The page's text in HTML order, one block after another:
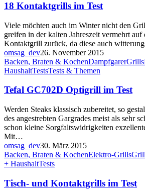
18 Kontaktgrills im Test
Viele möchten auch im Winter nicht den
greifen in der kalten Jahreszeit vermehrt auf
Kontaktgrill zurück, da diese auch
omsag_dev26. November 2015
Backen, Braten & KochenDampfgarerGrills
HaushaltTestsTests & Themen
Tefal GC702D Optigrill im Test
Werden Steaks klassisch zubereitet, so
des angestrebten Gargrades meist als sehr
schon kleine Sorgfaltswidrigkeiten
Mit…
omsag_dev30. März 2015
Backen, Braten & KochenElektro-Grills
+ HaushaltTests
Tisch- und Kontaktgrills im Test